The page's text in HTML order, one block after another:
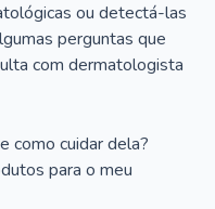
ou detectá-las
perguntas que
com dermatologista
como cuidar dela?
para o meu